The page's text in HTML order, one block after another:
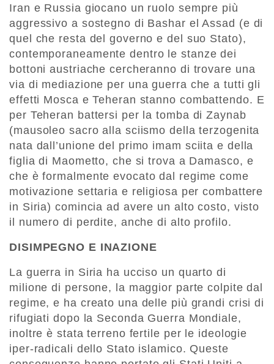
Iran e Russia giocano un ruolo sempre più
aggressivo a sostegno di Bashar el Assad (e di
quel che resta del governo e del suo Stato),
contemporaneamente dentro le stanze dei
bottoni austriache cercheranno di trovare una
via di mediazione per una guerra che a tutti gli
effetti Mosca e Teheran stanno combattendo. E
per Teheran battersi per la tomba di Zaynab
(mausoleo sacro alla sciismo della terzogenita
nata dall’unione del primo imam sciita e della
figlia di Maometto, che si trova a Damasco, e
che è formalmente evocato dal regime come
motivazione settaria e religiosa per combattere
in Siria) comincia ad avere un alto costo, visto
il numero di perdite, anche di alto profilo.
DISIMPEGNO E INAZIONE
La guerra in Siria ha ucciso un quarto di
milione di persone, la maggior parte colpite dal
regime, e ha creato una delle più grandi crisi di
rifugiati dopo la Seconda Guerra Mondiale,
inoltre è stata terreno fertile per le ideologie
iper-radicali dello Stato islamico. Queste